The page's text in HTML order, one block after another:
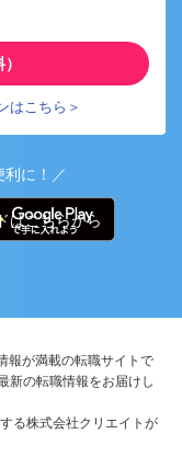
はこちら＞
利に！／
はこちらから
報が満載の転職サイトで
新の転職情報をお届けし
る株式会社クリエイトが